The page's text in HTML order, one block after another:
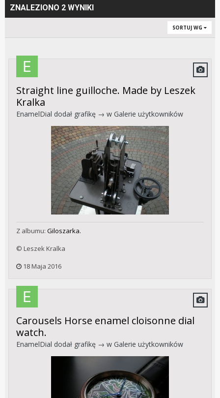
ZNALEZIONO 2 WYNIKI
SORTUJ WG
Straight line guilloche. Made by Leszek
Kralka
EnamelDial dodał grafikę → w Galerie użytkowników
Z albumu: Giloszarka.
© Leszek Kralka
18 Maja 2016
Carousels Horse enamel cloisonne dial
watch.
EnamelDial dodał grafikę → w Galerie użytkowników